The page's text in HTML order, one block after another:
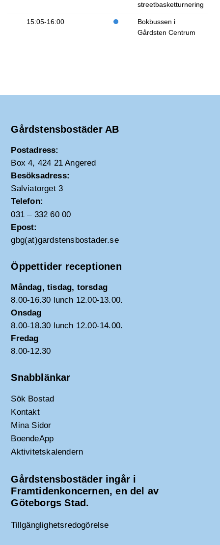
streetbasketturnering
15:05-16:00
Bokbussen i
Gårdsten Centrum
Gårdstensbostäder AB
Postadress:
Box 4, 424 21 Angered
Besöksadress:
Salviatorget 3
Telefon:
031 – 332 60 00
Epost:
gbg(at)gardstensbostader.se
Öppettider receptionen
Måndag, tisdag, torsdag
8.00-16.30 lunch 12.00-13.00.
Onsdag
8.00-18.30 lunch 12.00-14.00.
Fredag
8.00-12.30
Snabblänkar
Sök Bostad
Kontakt
Mina Sidor
BoendeApp
Aktivitetskalendern
Gårdstensbostäder ingår i
Framtidenkoncernen, en del av
Göteborgs Stad.
Tillgänglighetsredogörelse